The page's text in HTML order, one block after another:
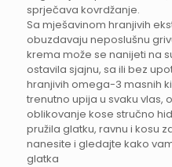
sprječava kovrdžanje.
Sa mješavinom hranjivih
obuzdavaju neposlušnu
krema može se nanijeti na
ostavila sjajnu, sa ili bez
hranjivih omega-3 masnih
trenutno upija u svaku vlas,
oblikovanje kose stručno
pružila glatku, ravnu i kosu
nanesite i gledajte kako
glatka